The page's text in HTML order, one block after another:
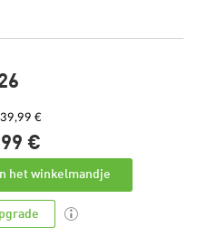
€
99 €
In het winkelmandje